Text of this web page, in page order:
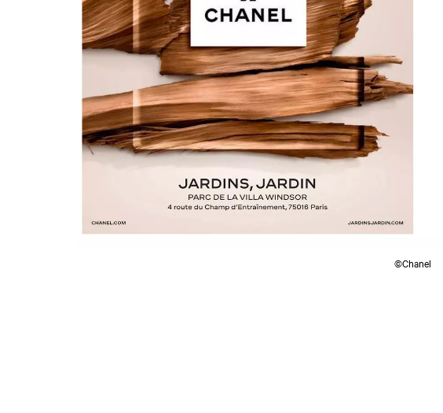
©Chanel